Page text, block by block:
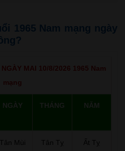
1965 Nam mạng ngày
MAI 10/8/2026 1965 Nam
mạng
NGÀY THÁNG NĂM
Tân Mùi Tân Tỵ Ất Tỵ